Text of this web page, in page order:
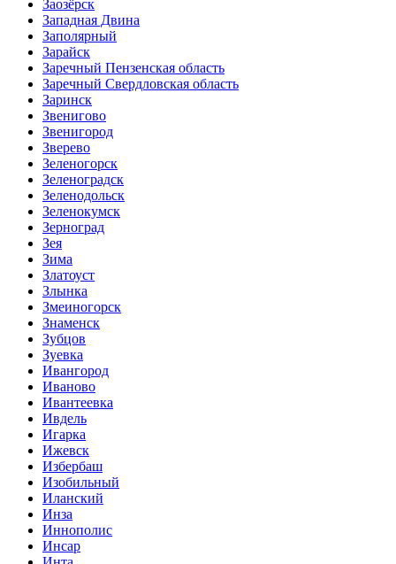
Заозёрск
Западная Двина
Заполярный
Зарайск
Заречный Пензенская область
Заречный Свердловская область
Заринск
Звенигово
Звенигород
Зверево
Зеленогорск
Зеленоградск
Зеленодольск
Зеленокумск
Зерноград
Зея
Зима
Златоуст
Злынка
Змеиногорск
Знаменск
Зубцов
Зуевка
Ивангород
Иваново
Ивантеевка
Ивдель
Игарка
Ижевск
Избербаш
Изобильный
Иланский
Инза
Иннополис
Инсар